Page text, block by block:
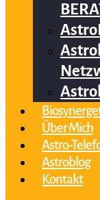
Über Mich
Astro-
Astroblog
Kontakt